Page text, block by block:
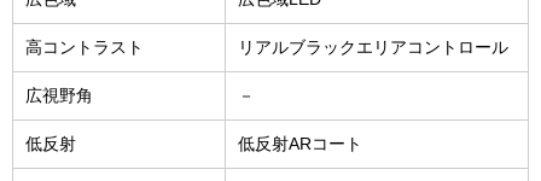
高コントラスト リアルブラックエリアコントロール
広視野角 －
低反射 低反射ARコート